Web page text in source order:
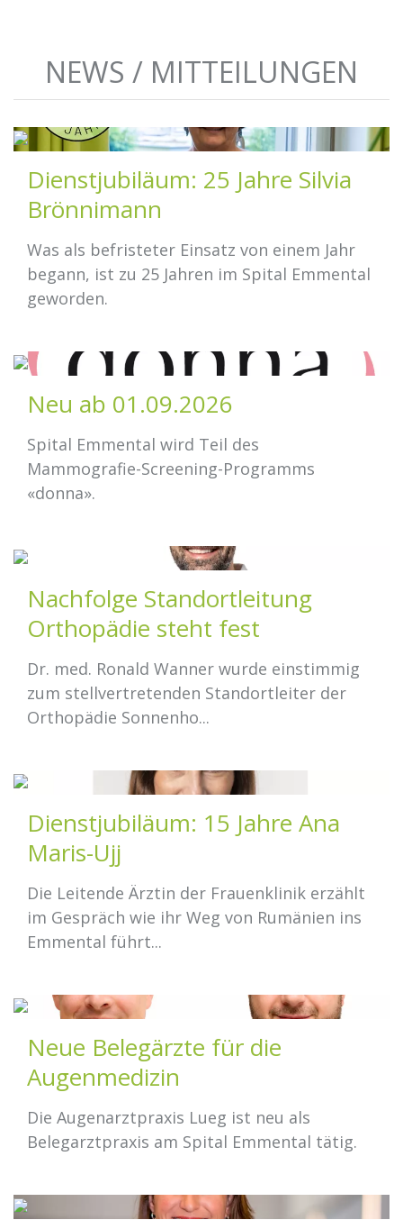
NEWS / MITTEILUNGEN
Dienstjubiläum: 25 Jahre Silvia
Brönnimann
Was als befristeter Einsatz von einem Jahr
begann, ist zu 25 Jahren im Spital Emmental
geworden.
Neu ab 01.09.2026
Spital Emmental wird Teil des
Mammografie-Screening-Programms
«donna».
Nachfolge Standortleitung
Orthopädie steht fest
Dr. med. Ronald Wanner wurde einstimmig
zum stellvertretenden Standortleiter der
Orthopädie Sonnenho...
Dienstjubiläum: 15 Jahre Ana
Maris-Ujj
Die Leitende Ärztin der Frauenklinik erzählt
im Gespräch wie ihr Weg von Rumänien ins
Emmental führt...
Neue Belegärzte für die
Augenmedizin
Die Augenarztpraxis Lueg ist neu als
Belegarztpraxis am Spital Emmental tätig.